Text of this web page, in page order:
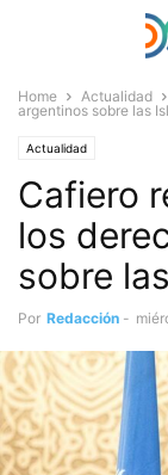
Home Actualidad
argentinos sobre las
Actualidad
Cafiero
los
sobre
Por Redacción -